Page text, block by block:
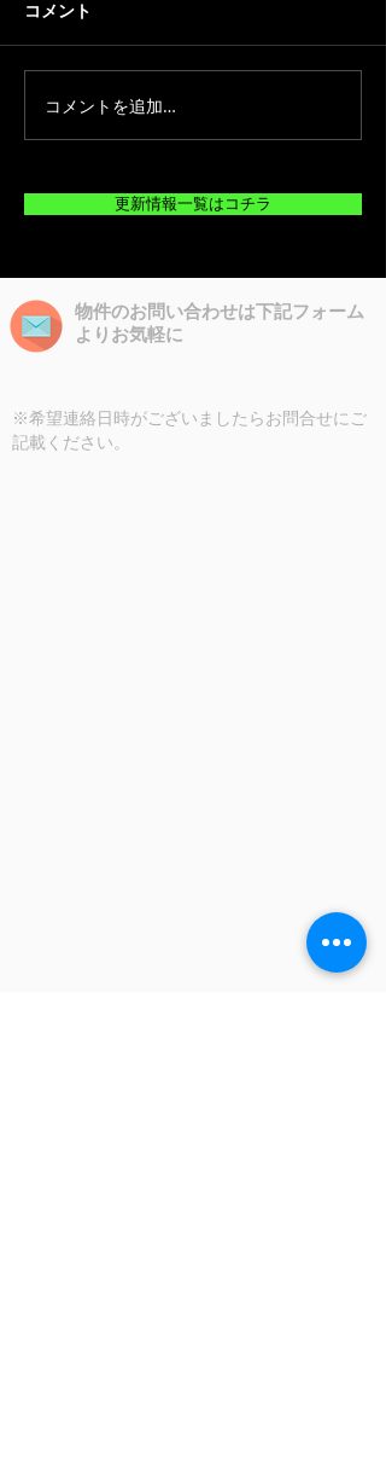
コメント
コメントを追加…
更新情報一覧はコチラ
物件のお問い合わせは下記フォーム
よりお気軽に
※希望連絡日時がございましたらお問合せにご
記載ください。